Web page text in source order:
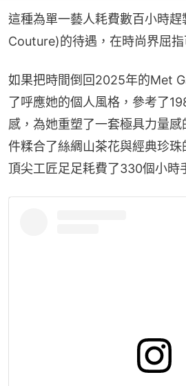
這種為單一藝人耗費數百小時
Couture)的待遇，在時尚界屈指
如果把時間倒回2025年的Met
了呼應她的個人風格，參考了
感，為她重塑了一套極具力量
件糅合了絲綢山茶花與經典珍
頂尖工匠足足耗費了330個小時